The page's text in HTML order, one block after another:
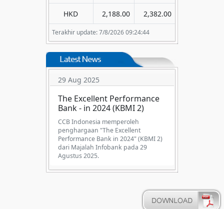
Terakhir update: 7/8/2026 09:24:44
HKD 2,188.00 2,382.00
29 Aug 2025
The Excellent Performance
Bank - in 2024 (KBMI 2)
CCB Indonesia memperoleh
penghargaan "The Excellent
Performance Bank in 2024" (KBMI 2)
dari Majalah Infobank pada 29
Agustus 2025.